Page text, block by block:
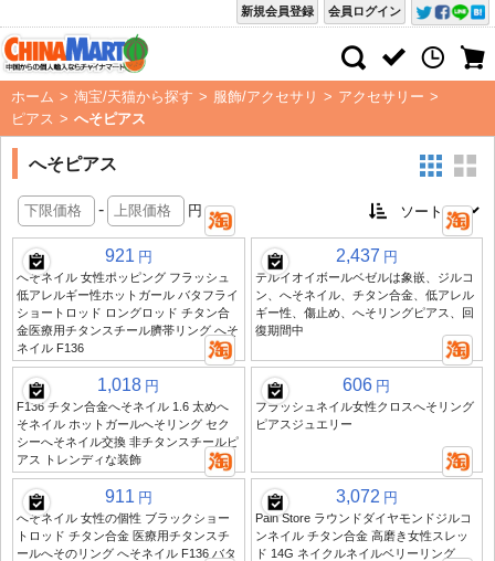
会員ログイン
新規会員登録
ホーム > 淘宝/天猫から探す > 服飾/アクセサリ > アクセサリー >
ピアス > へそピアス
へそピアス
- 円
921 円
へそネイル 女性ポッピング フラッシュ
低アレルギー性ホットガール バタフライ
ショートロッド ロングロッド チタン合
金医療用チタンスチール臍帯リング へそ
ネイル F136
2,437 円
テルイオイボールベゼルは象嵌、ジルコ
ン、へそネイル、チタン合金、低アレル
ギー性、傷止め、へそリングピアス、回
復期間中
1,018 円
F136 チタン合金へそネイル 1.6 太めへ
そネイル ホットガールへそリング セク
シーへそネイル交換 非チタンスチールピ
アス トレンディな装飾
606 円
フラッシュネイル女性クロスへそリング
ピアスジュエリー
911 円
へそネイル 女性の個性 ブラックショー
トロッド チタン合金 医療用チタンスチ
ールへそのリング へそネイル F136 バタ
3,072 円
Pain Store ラウンドダイヤモンドジルコ
ンネイル チタン合金 高磨き女性スレッ
ド 14G ネイクルネイルベリーリング